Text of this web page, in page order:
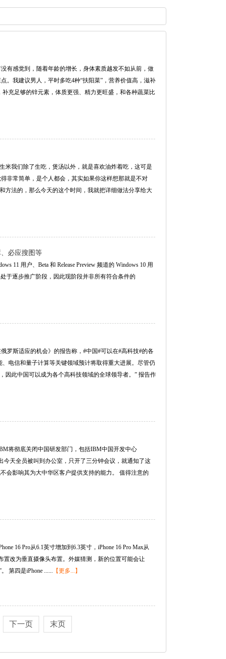
有感觉到，随着年龄的增长，身体素质越发不如从前，做
。我建议男人，平时多吃4种“扶阳菜”，营养价值高，滋补
充足够的锌元素，体质更强、精力更旺盛，和各种蔬菜比
米我们除了生吃，煲汤以外，就是喜欢油炸着吃，这可是
非常简单，是个人都会，其实如果你这样想那就是不对
方法的，那么今天的这个时间，我就把详细做法分享给大
必应搜图等
11 用户、Beta 和 Release Preview 频道的 Windows 10 用
于逐步推广阶段，因此现阶段并非所有符合条件的
罗斯适应的机会》的报告称，#中国#可以在#高科技#的各
电信和量子计算等关键领域预计将取得重大进展。尽管仍
因此中国可以成为各个高科技领域的全球领导者。” 报告作
将彻底关闭中国研发部门，包括IBM中国开发中心
今天全员被叫到办公室，只开了三分钟会议，就通知了这
会影响其为大中华区客户提供支持的能力。 值得注意的
16 Pro从6.1英寸增加到6.3英寸，iPhone 16 Pro Max从
置改为垂直摄像头布置。外媒猜测，新的位置可能会让
第四是iPhone ...... 【更多...】
下一页 末页